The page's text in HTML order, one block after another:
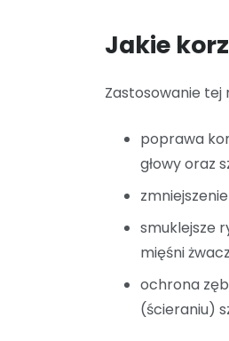
Jakie
Zastosowanie
poprawa
głowy oraz
smuklejsze
mięśni
ochrona
(ścieraniu)